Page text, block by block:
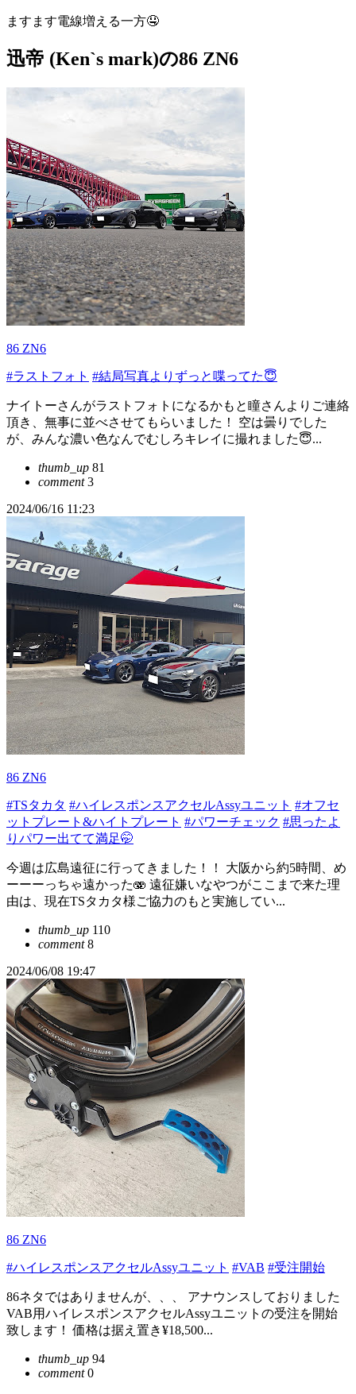
ますます電線増える一方🤤
迅帝 (Ken`s mark)の86 ZN6
86 ZN6
#ラストフォト #結局写真よりずっと喋ってた😇
ナイトーさんがラストフォトになるかもと瞳さんよりご連絡
頂き、無事に並べさせてもらいました！ 空は曇りでした
が、みんな濃い色なんでむしろキレイに撮れました😇...
thumb_up 81
comment3
2024/06/16 11:23
86 ZN6
#TSタカタ #ハイレスポンスアクセルAssyユニット #オフセ
ットプレート&ハイトプレート #パワーチェック #思ったよ
りパワー出てて満足🤭
今週は広島遠征に行ってきました！！ 大阪から約5時間、め
ーーーっちゃ遠かった🫨 遠征嫌いなやつがここまで来た理
由は、現在TSタカタ様ご協力のもと実施してい...
thumb_up 110
comment8
2024/06/08 19:47
86 ZN6
#ハイレスポンスアクセルAssyユニット #VAB #受注開始
86ネタではありませんが、、、 アナウンスしておりました
VAB用ハイレスポンスアクセルAssyユニットの受注を開始
致します！ 価格は据え置き¥18,500...
thumb_up 94
comment0